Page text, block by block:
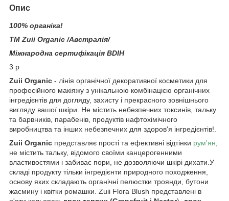
Опис
100% органіка!
ТМ Zuii Organic /Австралія/
Міжнародна сертифікація BDIH
3 р
Zuii Organic - лінія органічної декоративної косметики для
професійного макіяжу з унікальною комбінацією органічних
інгредієнтів для догляду, захисту і прекрасного зовнішнього
вигляду вашої шкіри. Не містить небезпечних токсинів, тальку
та барвників, парабенів, продуктів нафтохімічного
виробництва та інших небезпечних для здоров'я інгредієнтів!.
Zuii Organic представляє прості та ефективні відтінки рум'ян
не містить тальку, відомого своїми канцерогенними
властивостями і забиває пори, не дозволяючи шкірі дихати.У
складі продукту тільки інгредієнти природного походження,
основу яких складають органічні пелюстки троянди, бутони
жасмину і квітки ромашки. Zuii Flora Blush представлені в